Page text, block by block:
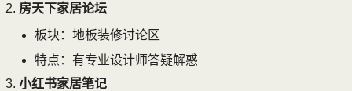
房天下家居论坛
板块：地板装修讨论区
特点：有专业设计师答疑解惑
小红书家居笔记